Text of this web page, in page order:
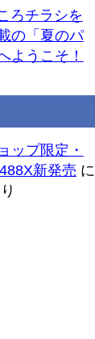
ろチラシを
の「夏のパ
ようこそ！
ップ限定・
新発売 に